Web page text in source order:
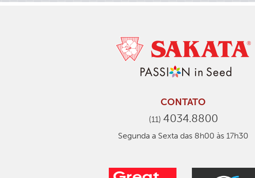
CONTATO
(11) 4034.8800
Segunda a Sexta das 8h00 às 17h30